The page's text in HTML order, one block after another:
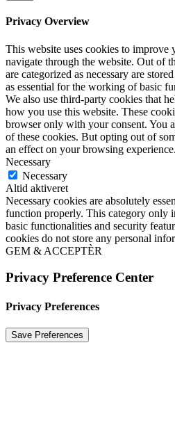
Privacy Overview
This website uses cookies to improve
navigate through the website. Out of
are categorized as necessary are
as essential for the working of basic
We also use third-party cookies that
how you use this website. These
browser only with your consent. You
of these cookies. But opting out of
an effect on your browsing experience.
Necessary
Necessary
Altid aktiveret
Necessary cookies are absolutely
function properly. This category only
basic functionalities and security
cookies do not store any personal
GEM & ACCEPTÈR
Privacy Preference Center
Privacy Preferences